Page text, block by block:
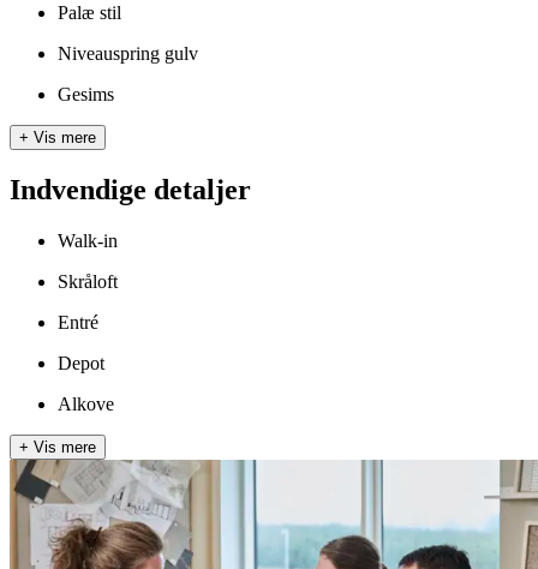
Palæ stil
Niveauspring gulv
Gesims
+ Vis mere
Indvendige detaljer
Walk-in
Skråloft
Entré
Depot
Alkove
+ Vis mere